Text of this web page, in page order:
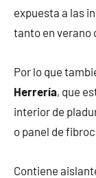
expuesta a las
tanto en verano
Por lo que
Herrería, que
interior de
o panel de
Contiene